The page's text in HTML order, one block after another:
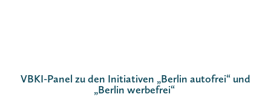
VBKI-Panel zu den Initiativen „Berlin autofrei“ und
„Berlin werbefrei“